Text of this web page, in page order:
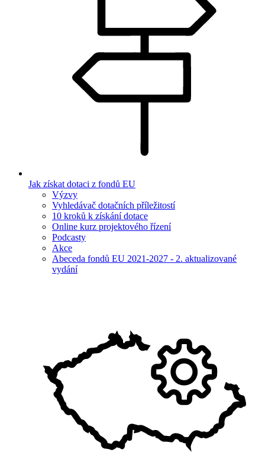
Jak získat dotaci z fondů EU
Výzvy
Vyhledávač dotačních příležitostí
10 kroků k získání dotace
Online kurz projektového řízení
Podcasty
Akce
Abeceda fondů EU 2021-2027 - 2. aktualizované
vydání